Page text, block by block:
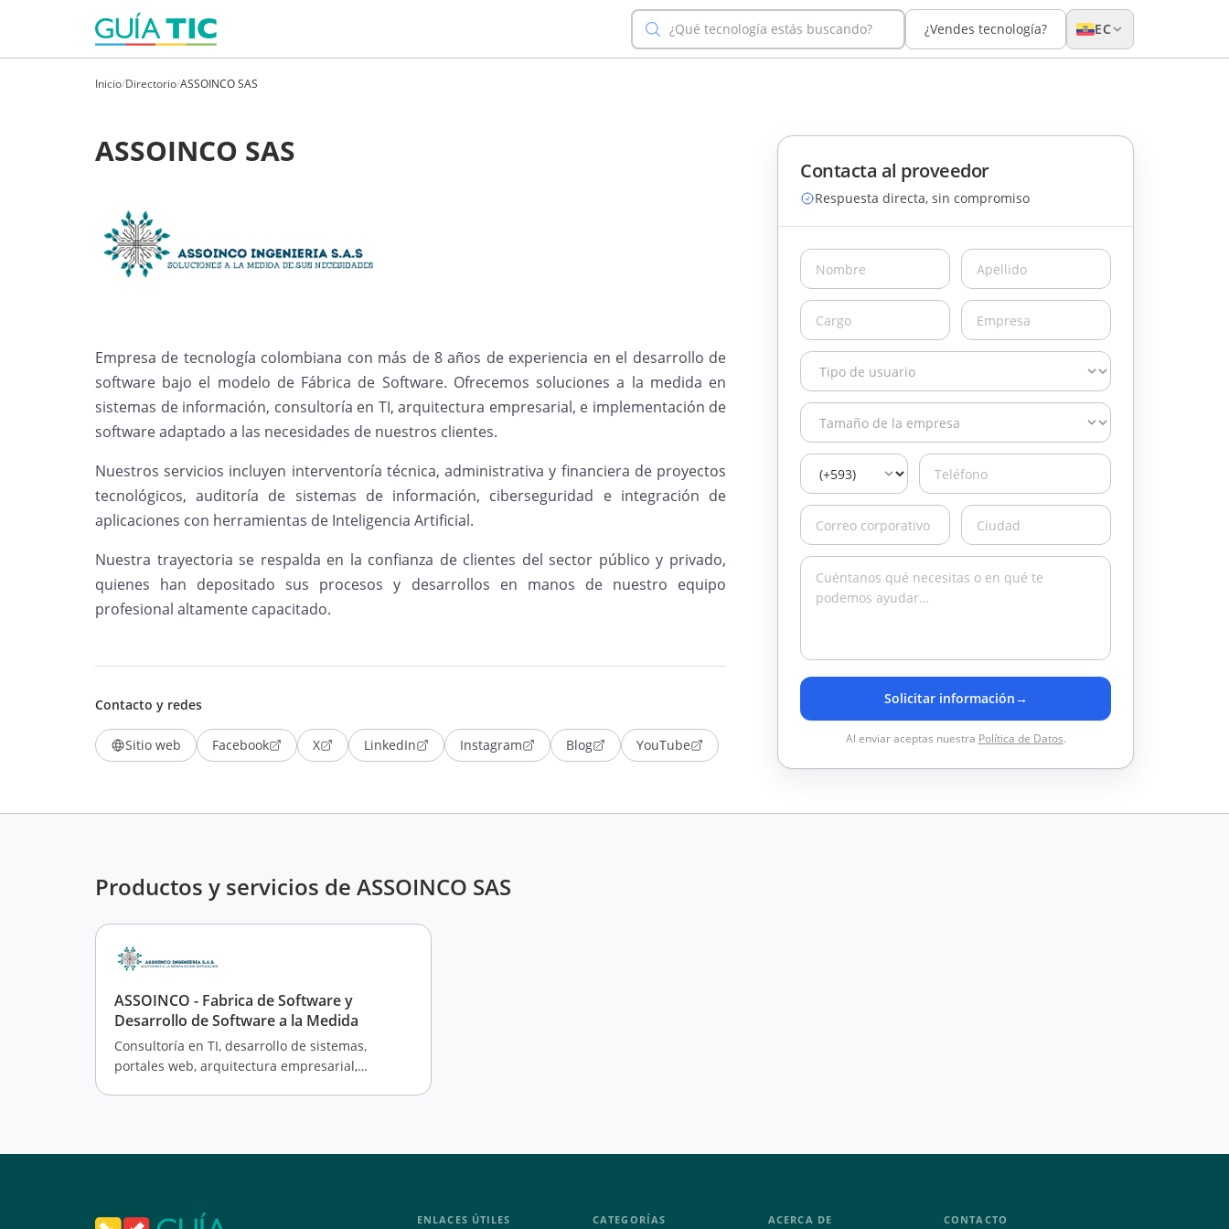
¿Qué tecnología estás buscando? ¿Vendes tecnología? EC
Inicio/Directorio/ASSOINCO SAS
ASSOINCO SAS
Empresa de tecnología colombiana con más de 8 años de experiencia en el desarrollo de
software bajo el modelo de Fábrica de Software. Ofrecemos soluciones a la medida en
sistemas de información, consultoría en TI, arquitectura empresarial, e implementación de
software adaptado a las necesidades de nuestros clientes.
Nuestros servicios incluyen interventoría técnica, administrativa y financiera de proyectos
tecnológicos, auditoría de sistemas de información, ciberseguridad e integración de
aplicaciones con herramientas de Inteligencia Artificial.
Nuestra trayectoria se respalda en la confianza de clientes del sector público y privado,
quienes han depositado sus procesos y desarrollos en manos de nuestro equipo
profesional altamente capacitado.
Contacto y redes
Sitio web Facebook X LinkedIn Instagram Blog YouTube
Contacta al proveedor
Respuesta directa, sin compromiso
Solicitar información→
Al enviar aceptas nuestra Política de Datos.
Productos y servicios de ASSOINCO SAS
ASSOINCO - Fabrica de Software y
Desarrollo de Software a la Medida
Consultoría en TI, desarrollo de sistemas,
portales web, arquitectura empresarial,
ENLACES ÚTILES CATEGORÍAS ACERCA DE CONTACTO